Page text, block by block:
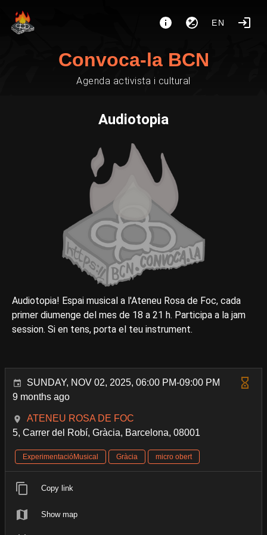
EN
Convoca-la BCN
Agenda activista i cultural
Audiotopia
Audiotopia! Espai musical a l'Ateneu Rosa de Foc, cada
primer diumenge del mes de 18 a 21 h. Participa a la jam
session. Si en tens, porta el teu instrument.
SUNDAY, NOV 02, 2025, 06:00 PM-09:00 PM
9 months ago
ATENEU ROSA DE FOC
5, Carrer del Robí, Gràcia, Barcelona, 08001
ExperimentacióMusical Gràcia micro obert
Copy link
Show map